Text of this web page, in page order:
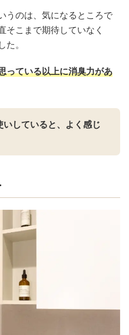
うのは、気になるところで
そこまで期待していなく
。
っている以上に消臭力があ
していると、よく感じ